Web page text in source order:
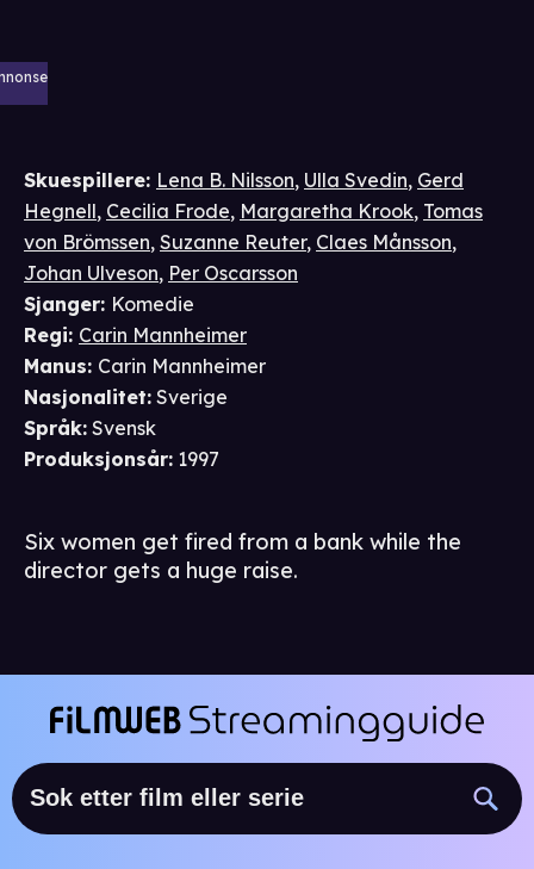
Skuespillere: Lena B. Nilsson, Ulla Svedin, Gerd
Hegnell, Cecilia Frode, Margaretha Krook, Tomas
von Brömssen, Suzanne Reuter, Claes Månsson,
Johan Ulveson, Per Oscarsson
Sjanger: Komedie
Regi: Carin Mannheimer
Manus: Carin Mannheimer
Nasjonalitet: Sverige
Språk: Svensk
Produksjonsår: 1997
Six women get fired from a bank while the
director gets a huge raise.